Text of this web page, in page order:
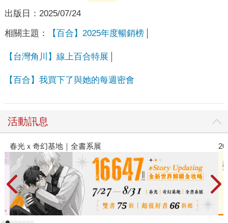
出版日： 2025/07/24
相關主題： 【百合】2025年度暢銷榜
【台灣角川】線上百合特展
【百合】我買下了與她的每週密會
活動訊息
2026金石堂暑假漫博〈你好，我吃一點〉第二波